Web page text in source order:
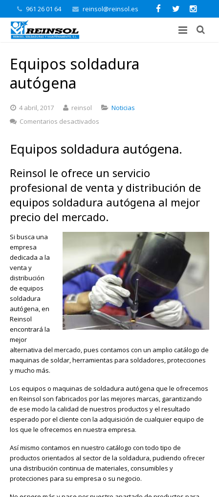
961 26 01 64 reinsol@reinsol.es
Equipos soldadura
autógena
4 abril, 2017 reinsol
Noticias
Comentarios desactivados
autógena
Equipos soldadura autógena.
Reinsol le ofrece un servicio
profesional de venta y distribución de
equipos soldadura autógena al mejor
precio del mercado.
Si busca una
empresa
dedicada a la
venta y
distribución
de equipos
soldadura
autógena, en
Reinsol
encontrará la
mejor
alternativa del mercado, pues contamos con un amplio catálogo de
maquinas de soldar, herramientas para soldadores, protecciones
y mucho más.
Los equipos o maquinas de soldadura autógena que le ofrecemos
en Reinsol son fabricados por las mejores marcas, garantizando
de ese modo la calidad de nuestros productos y el resultado
esperado por el cliente con la adquisición de cualquier equipo de
los que le ofrecemos en nuestra empresa.
Así mismo contamos en nuestro catálogo con todo tipo de
productos orientados al sector de la soldadura, pudiendo ofrecer
una distribución continua de materiales, consumibles y
protecciones para su empresa o su negocio.